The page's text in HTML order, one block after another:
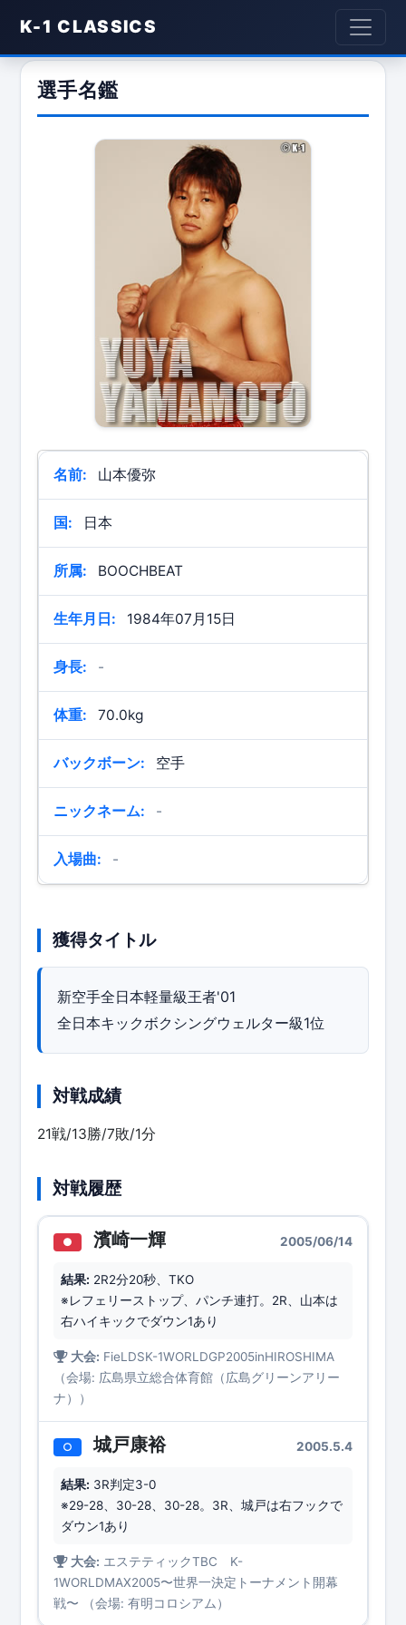
K-1 CLASSICS
選手名鑑
名前: 山本優弥
国: 日本
所属: BOOCHBEAT
生年月日: 1984年07月15日
身長: -
体重: 70.0kg
バックボーン: 空手
ニックネーム: -
入場曲: -
獲得タイトル
新空手全日本軽量級王者'01
全日本キックボクシングウェルター級1位
対戦成績
21戦/13勝/7敗/1分
対戦履歴
● 濱崎一輝 2005/06/14
結果: 2R2分20秒、TKO
※レフェリーストップ、パンチ連打。2R、山本は
右ハイキックでダウン1あり
大会: FieLDSK-1WORLDGP2005inHIROSHIMA
（会場: 広島県立総合体育館（広島グリーンアリー
ナ））
○ 城戸康裕 2005.5.4
結果: 3R判定3-0
※29-28、30-28、30-28。3R、城戸は右フックで
ダウン1あり
大会: エステティックTBC K-
1WORLDMAX2005〜世界一決定トーナメント開幕
戦〜 （会場: 有明コロシアム）